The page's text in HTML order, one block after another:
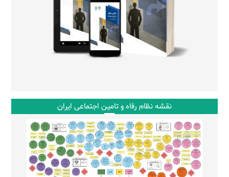
نقشه نظام رفاه و تامین اجتماعی ایران